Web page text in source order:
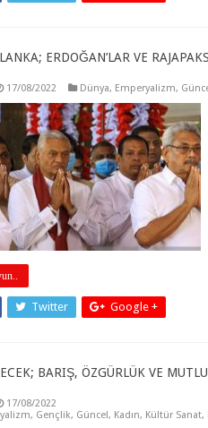
ERDOĞAN’LAR VE
17/08/2022 Dünya, Emperyalizm,
Twitter Google +
BARIŞ, ÖZGÜRLÜK VE
17/08/2022
, Gençlik, Güncel, Kadın, Kültür Sanat,